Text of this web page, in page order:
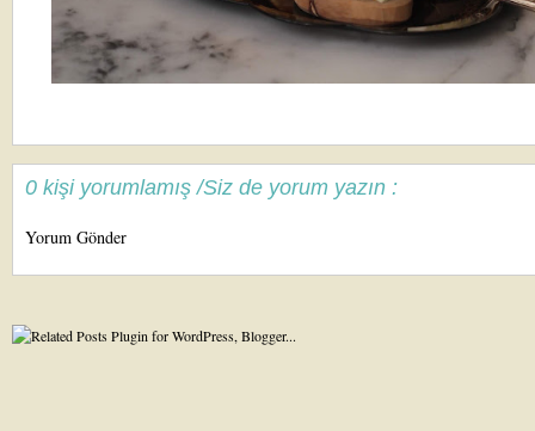
0 kişi yorumlamış /Siz de yorum yazın :
Yorum Gönder